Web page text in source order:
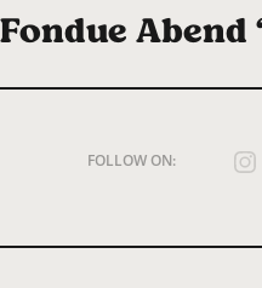
Abend
FOLLOW ON: